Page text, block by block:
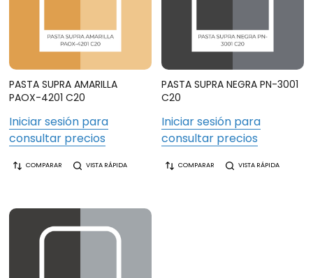
PASTA SUPRA AMARILLA
PAOX-4201 C20
Iniciar sesión para
consultar precios
COMPARAR VISTA RÁPIDA
PASTA SUPRA NEGRA PN-3001
C20
Iniciar sesión para
consultar precios
COMPARAR VISTA RÁPIDA